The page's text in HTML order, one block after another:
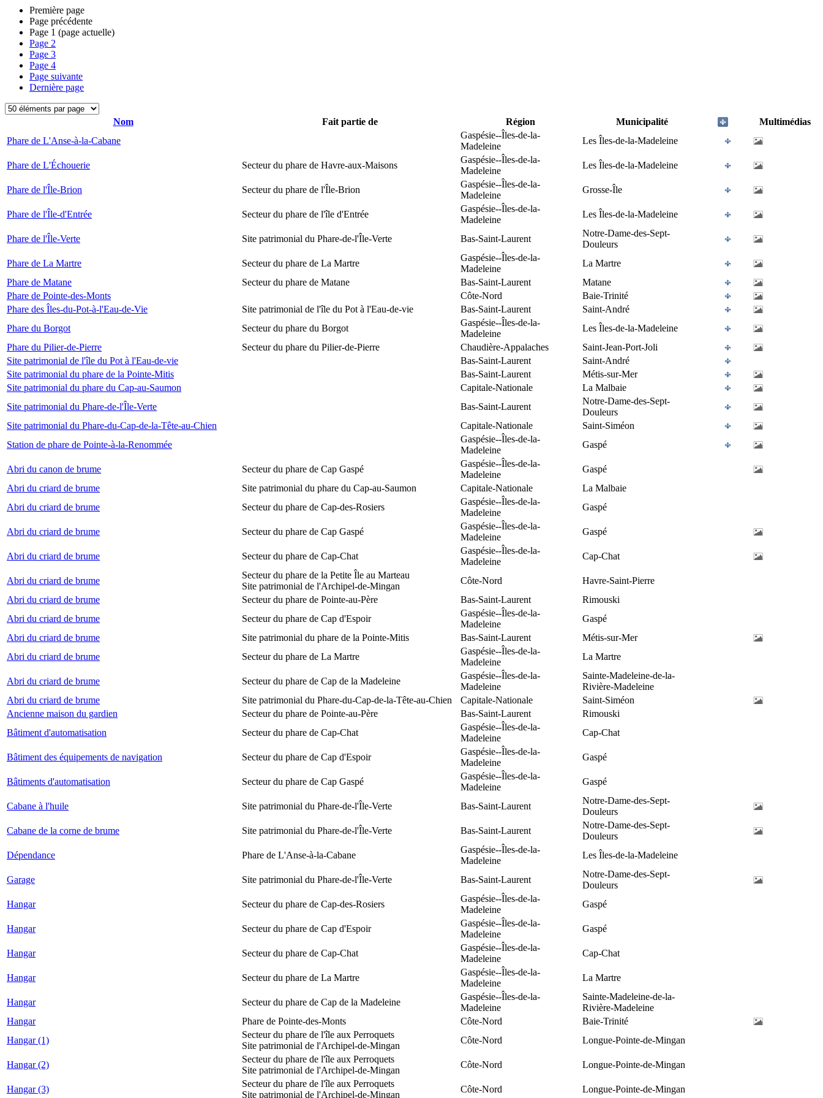
Première page
Page précédente
Page 1 (page actuelle)
Page 2
Page 3
Page 4
Page suivante
Dernière page
Nom Fait partie de Région Municipalité
Multimédias
Phare de L'Anse-à-la-Cabane
Gaspésie--Îles-de-la-
Madeleine
Les Îles-de-la-Madeleine
Phare de L'Échouerie Secteur du phare de Havre-aux-Maisons
Gaspésie--Îles-de-la-
Madeleine
Les Îles-de-la-Madeleine
Phare de l'Île-Brion Secteur du phare de l'Île-Brion
Gaspésie--Îles-de-la-
Madeleine
Grosse-Île
Phare de l'Île-d'Entrée Secteur du phare de l'île d'Entrée
Gaspésie--Îles-de-la-
Madeleine
Les Îles-de-la-Madeleine
Phare de l'Île-Verte Site patrimonial du Phare-de-l'Île-Verte Bas-Saint-Laurent
Notre-Dame-des-Sept-
Douleurs
Phare de La Martre
Secteur du phare de La Martre
Gaspésie--Îles-de-la-
Madeleine
La Martre
Phare de Matane
Secteur du phare de Matane Bas-Saint-Laurent
Matane
Phare de Pointe-des-Monts
Côte-Nord
Baie-Trinité
Phare des Îles-du-Pot-à-l'Eau-de-Vie
Site patrimonial de l'île du Pot à l'Eau-de-vie Bas-Saint-Laurent
Saint-André
Phare du Borgot
Secteur du phare du Borgot
Gaspésie--Îles-de-la-
Madeleine
Les Îles-de-la-Madeleine
Phare du Pilier-de-Pierre
Secteur du phare du Pilier-de-Pierre Chaudière-Appalaches
Saint-Jean-Port-Joli
Site patrimonial de l'île du Pot à l'Eau-de-vie
Bas-Saint-Laurent
Saint-André
Site patrimonial du phare de la Pointe-Mitis
Bas-Saint-Laurent
Métis-sur-Mer
Site patrimonial du phare du Cap-au-Saumon
Capitale-Nationale
La Malbaie
Site patrimonial du Phare-de-l'Île-Verte
Bas-Saint-Laurent
Notre-Dame-des-Sept-
Douleurs
Site patrimonial du Phare-du-Cap-de-la-Tête-au-Chien
Capitale-Nationale
Saint-Siméon
Station de phare de Pointe-à-la-Renommée
Gaspésie--Îles-de-la-
Madeleine
Gaspé
Abri du canon de brume Secteur du phare de Cap Gaspé
Gaspésie--Îles-de-la-
Madeleine
Gaspé
Abri du criard de brume
Site patrimonial du phare du Cap-au-Saumon Capitale-Nationale
La Malbaie
Abri du criard de brume
Secteur du phare de Cap-des-Rosiers
Gaspésie--Îles-de-la-
Madeleine
Gaspé
Abri du criard de brume Secteur du phare de Cap Gaspé
Gaspésie--Îles-de-la-
Madeleine
Gaspé
Abri du criard de brume Secteur du phare de Cap-Chat
Gaspésie--Îles-de-la-
Madeleine
Cap-Chat
Abri du criard de brume
Secteur du phare de la Petite Île au Marteau
Site patrimonial de l'Archipel-de-Mingan
Côte-Nord
Havre-Saint-Pierre
Abri du criard de brume
Secteur du phare de Pointe-au-Père Bas-Saint-Laurent
Rimouski
Abri du criard de brume
Secteur du phare de Cap d'Espoir
Gaspésie--Îles-de-la-
Madeleine
Gaspé
Abri du criard de brume
Site patrimonial du phare de la Pointe-Mitis Bas-Saint-Laurent
Métis-sur-Mer
Abri du criard de brume
Secteur du phare de La Martre
Gaspésie--Îles-de-la-
Madeleine
La Martre
Abri du criard de brume Secteur du phare de Cap de la Madeleine
Gaspésie--Îles-de-la-
Madeleine
Sainte-Madeleine-de-la-
Rivière-Madeleine
Abri du criard de brume
Site patrimonial du Phare-du-Cap-de-la-Tête-au-Chien Capitale-Nationale
Saint-Siméon
Ancienne maison du gardien
Secteur du phare de Pointe-au-Père Bas-Saint-Laurent
Rimouski
Bâtiment d'automatisation
Secteur du phare de Cap-Chat
Gaspésie--Îles-de-la-
Madeleine
Cap-Chat
Bâtiment des équipements de navigation Secteur du phare de Cap d'Espoir
Gaspésie--Îles-de-la-
Madeleine
Gaspé
Bâtiments d'automatisation Secteur du phare de Cap Gaspé
Gaspésie--Îles-de-la-
Madeleine
Gaspé
Cabane à l'huile Site patrimonial du Phare-de-l'Île-Verte Bas-Saint-Laurent
Notre-Dame-des-Sept-
Douleurs
Cabane de la corne de brume
Site patrimonial du Phare-de-l'Île-Verte Bas-Saint-Laurent
Notre-Dame-des-Sept-
Douleurs
Dépendance
Phare de L'Anse-à-la-Cabane
Gaspésie--Îles-de-la-
Madeleine
Les Îles-de-la-Madeleine
Garage Site patrimonial du Phare-de-l'Île-Verte Bas-Saint-Laurent
Notre-Dame-des-Sept-
Douleurs
Hangar
Secteur du phare de Cap-des-Rosiers
Gaspésie--Îles-de-la-
Madeleine
Gaspé
Hangar Secteur du phare de Cap d'Espoir
Gaspésie--Îles-de-la-
Madeleine
Gaspé
Hangar Secteur du phare de Cap-Chat
Gaspésie--Îles-de-la-
Madeleine
Cap-Chat
Hangar Secteur du phare de La Martre
Gaspésie--Îles-de-la-
Madeleine
La Martre
Hangar Secteur du phare de Cap de la Madeleine
Gaspésie--Îles-de-la-
Madeleine
Sainte-Madeleine-de-la-
Rivière-Madeleine
Hangar
Phare de Pointe-des-Monts Côte-Nord
Baie-Trinité
Hangar (1)
Secteur du phare de l'île aux Perroquets
Site patrimonial de l'Archipel-de-Mingan
Côte-Nord Longue-Pointe-de-Mingan
Hangar (2)
Secteur du phare de l'île aux Perroquets
Site patrimonial de l'Archipel-de-Mingan
Côte-Nord Longue-Pointe-de-Mingan
Hangar (3)
Secteur du phare de l'île aux Perroquets
Site patrimonial de l'Archipel-de-Mingan
Côte-Nord Longue-Pointe-de-Mingan